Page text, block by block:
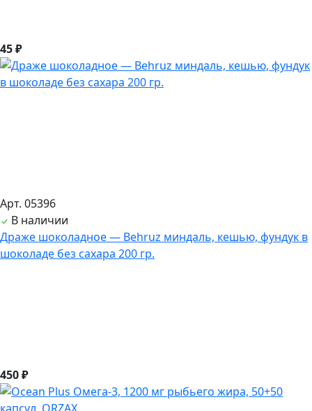
45 ₽
Арт. 05396
В наличии
Драже шоколадное — Behruz миндаль, кешью, фундук в
шоколаде без сахара 200 гр.
450 ₽